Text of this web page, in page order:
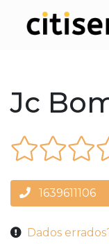
Jc
1639611106
Dados